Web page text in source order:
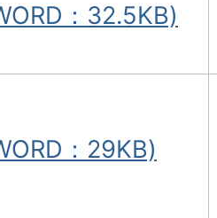
：32.5KB)
：29KB)